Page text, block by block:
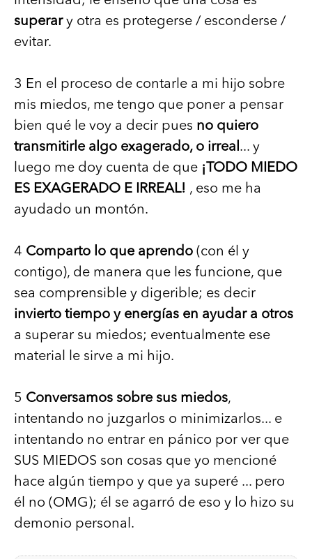
superary otra es protegerse / esconderse /
evitar.
3 En el proceso de contarle a mi hijo sobre
mis miedos, me tengo que poner a pensar
bien qué le voy a decir pues no quiero
transmitirle algo exagerado, o irreal... y
luego me doy cuenta de que ¡TODO MIEDO
ES EXAGERADO E IRREAL! , eso me ha
ayudado un montón.
4 Comparto lo que aprendo (con él y
contigo), de manera que les funcione, que
sea comprensible y digerible; es decir
invierto tiempo y energías en ayudar a otros
a superar su miedos; eventualmente ese
material le sirve a mi hijo.
5 Conversamos sobre sus miedos,
intentando no juzgarlos o minimizarlos... e
intentando no entrar en pánico por ver que
SUS MIEDOS son cosas que yo mencioné
hace algún tiempo y que ya superé ... pero
él no (OMG); él se agarró de eso y lo hizo su
demonio personal.